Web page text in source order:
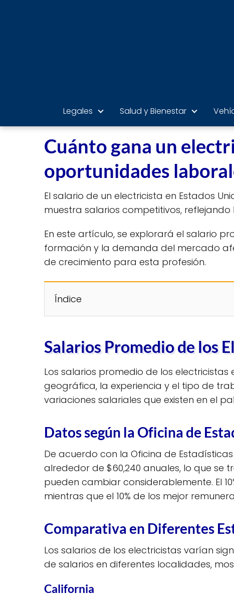
Legales Salud y Bienestar
Cuánto gana un
oportunidades
El salario de un electricista en Estados
muestra salarios competitivos,
En este artículo, se explorará el salario
formación y la demanda del mercado
de crecimiento para esta profesión.
Índice
Salarios Promedio de los
Los salarios promedio de los
geográfica, la experiencia y el tipo de
variaciones salariales que existen en el
Datos según la Oficina de
De acuerdo con la Oficina de
alrededor de $60,240 anuales, lo que se
pueden cambiar considerablemente. El
mientras que el 10% de los mejor
Comparativa en Diferentes
Los salarios de los electricistas varían
de salarios en diferentes localidades,
California